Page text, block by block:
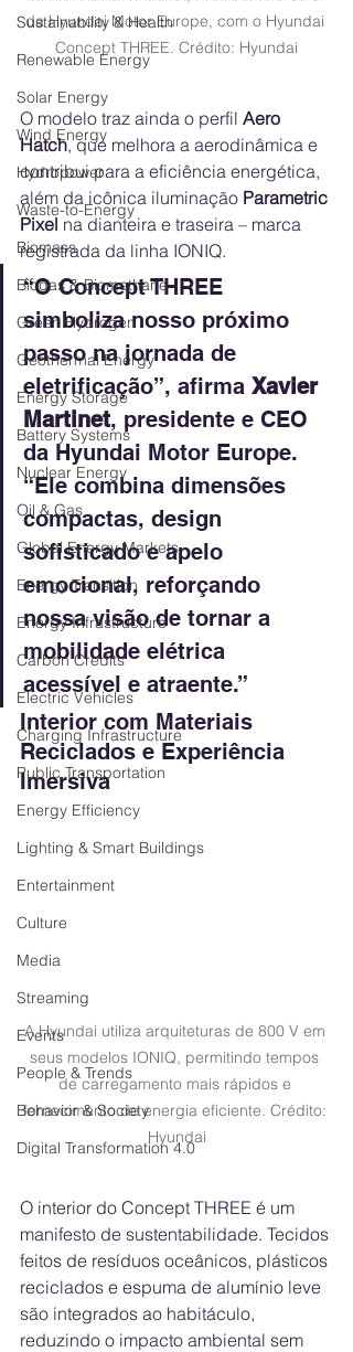
Sustainability & Health
Renewable Energy
Solar Energy
Wind Energy
Hydropower
Waste-to-Energy
Biomass
Biogas & Biomethane
Green Hydrogen
Geothermal Energy
Energy Storage
Battery Systems
Nuclear Energy
Oil & Gas
Global Energy Markets
Energy Transition
Energy Infrastructure
Carbon Credits
Electric Vehicles
Charging Infrastructure
Public Transportation
Energy Efficiency
Lighting & Smart Buildings
Entertainment
Culture
Media
Streaming
Events
People & Trends
Behavior & Society
Digital Transformation 4.0
da Hyundai Motor Europe, com o Hyundai
Concept THREE. Crédito: Hyundai
O modelo traz ainda o perfil Aero
Hatch, que melhora a aerodinâmica e
contribui para a eficiência energética,
além da icônica iluminação Parametric
Pixel na dianteira e traseira – marca
registrada da linha IONIQ.
“O Concept THREE
simboliza nosso próximo
passo na jornada de
eletrificação”, afirma Xavier
Martinet, presidente e CEO
da Hyundai Motor Europe.
“Ele combina dimensões
compactas, design
sofisticado e apelo
emocional, reforçando
nossa visão de tornar a
mobilidade elétrica
acessível e atraente.”
Interior com Materiais
Reciclados e Experiência
Imersiva
A Hyundai utiliza arquiteturas de 800 V em
seus modelos IONIQ, permitindo tempos
de carregamento mais rápidos e
fornecimento de energia eficiente. Crédito:
Hyundai
O interior do Concept THREE é um
manifesto de sustentabilidade. Tecidos
feitos de resíduos oceânicos, plásticos
reciclados e espuma de alumínio leve
são integrados ao habitáculo,
reduzindo o impacto ambiental sem